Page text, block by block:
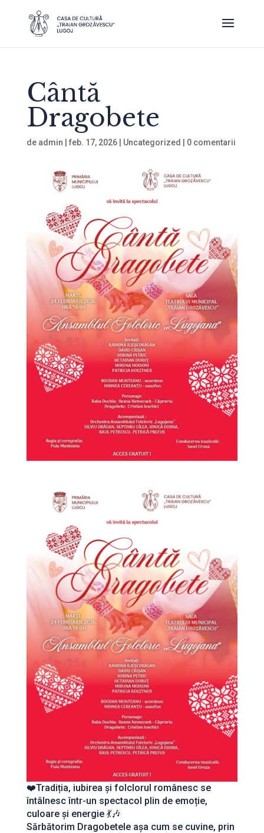
Cântă
Dragobete
de admin feb. 17, 2026| Uncategorized 0 comentarii
❤️Tradiția, iubirea și folclorul românesc se
întâlnesc într-un spectacol plin de emoție,
culoare și energie 💃🎶
Sărbătorim Dragobetele așa cum se cuvine, prin